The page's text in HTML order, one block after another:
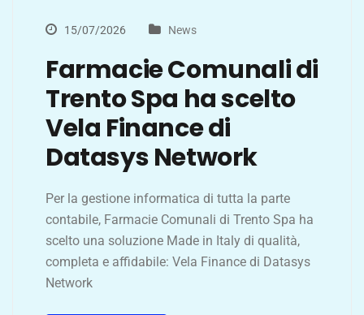
15/07/2026 News
Farmacie Comunali di
Trento Spa ha scelto
Vela Finance di
Datasys Network
Per la gestione informatica di tutta la parte
contabile, Farmacie Comunali di Trento Spa ha
scelto una soluzione Made in Italy di qualità,
completa e affidabile: Vela Finance di Datasys
Network